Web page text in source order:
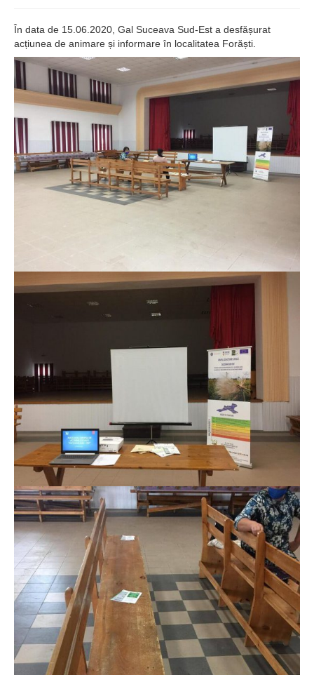
În data de 15.06.2020, Gal Suceava Sud-Est a desfășurat
acțiunea de animare și informare în localitatea Forăști.